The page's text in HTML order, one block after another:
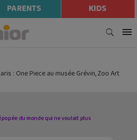
PARENTS KIDS
: One Piece au musée Grévin, Zoo Art
du monde qui ne voulait plus